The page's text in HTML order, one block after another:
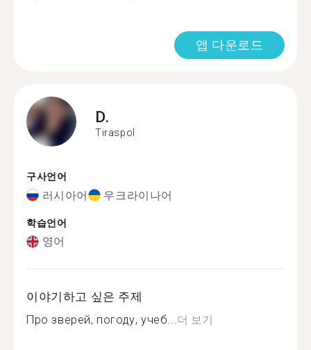
앱 다운로드
D.
Tiraspol
구사언어
러시아어 우크라이나어
학습언어
영어
이야기하고 싶은 주제
Про зверей, погоду, учеб...더 보기